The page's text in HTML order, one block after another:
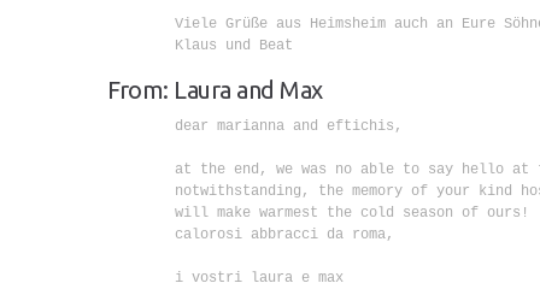
Viele Grüße aus Heimsheim auch an Eure
        Klaus und Beat
From: Laura and Max
        dear marianna and eftichis,
at the end, we was no able to say hello at
notwithstanding, the memory of your kind
will make warmest the cold season of ours!
        calorosi abbracci da roma,
        i vostri laura e max